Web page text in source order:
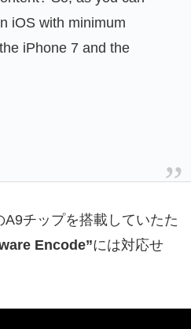
iOS with minimum
iPhone 7 and the
A9チップを搭載していたた
Encode”には対応せ